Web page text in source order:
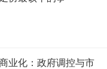
业化：政府调控与市